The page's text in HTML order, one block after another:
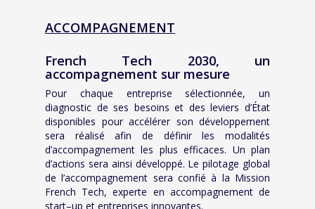
ACCOMPAGNEMENT
French Tech 2030, un
accompagnement sur mesure
Pour chaque entreprise sélectionnée, un
diagnostic de ses besoins et des leviers d’État
disponibles pour accélérer son développement
sera réalisé afin de définir les modalités
d’accompagnement les plus efficaces. Un plan
d’actions sera ainsi développé. Le pilotage global
de l’accompagnement sera confié à la Mission
French Tech,experte en accompagnement de
start–up et entreprises innovantes.